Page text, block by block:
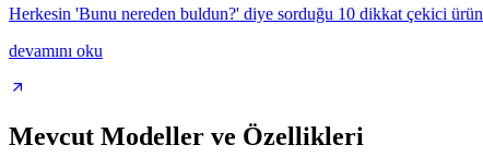
Herkesin 'Bunu nereden buldun?' diye sorduğu 10 dikkat çekici ürün
devamını oku
Mevcut Modeller ve Özellikleri